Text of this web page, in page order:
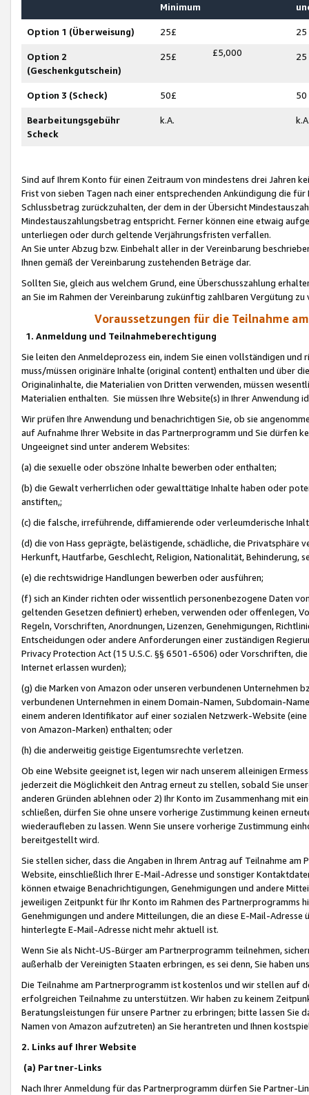
Minimum
Option 1 (Überweisung) 25£ 25
Option 2
(Geschenkgutschein)
25£ £5,000 25
Option 3 (Scheck) 50£ 50
Bearbeitungsgebühr
Scheck
k.A.
Sind auf Ihrem Konto für einen Zeitraum von mindestens drei Jahren
Frist von sieben Tagen nach einer entsprechenden Ankündigung die
Schlussbetrag zurückzuhalten, der dem in der Übersicht
Mindestauszahlungsbetrag entspricht. Ferner können eine etwaig
unterliegen oder durch geltende Verjährungsfristen verfallen.
An Sie unter Abzug bzw. Einbehalt aller in der Vereinbarung
Ihnen gemäß der Vereinbarung zustehenden Beträge dar.
Sollten Sie, gleich aus welchem Grund, eine Überschusszahlung
an Sie im Rahmen der Vereinbarung zukünftig zahlbaren Vergütung zu
Voraussetzungen für die Teilnahme
1. Anmeldung und Teilnahmeberechtigung
Sie leiten den Anmeldeprozess ein, indem Sie einen vollständigen
muss/müssen originäre Inhalte (original content) enthalten und über
Originalinhalte, die Materialien von Dritten verwenden, müssen
Materialien enthalten. Sie müssen Ihre Website(s) in Ihrer Anwendung
Wir prüfen Ihre Anwendung und benachrichtigen Sie, ob sie
auf Aufnahme Ihrer Website in das Partnerprogramm und Sie dürfen
Ungeeignet sind unter anderem Websites:
(a) die sexuelle oder obszöne Inhalte bewerben oder enthalten;
(b) die Gewalt verherrlichen oder gewalttätige Inhalte haben oder
anstiften,;
(c) die falsche, irreführende, diffamierende oder verleumderische
(d) die von Hass geprägte, belästigende, schädliche, die Privatsphäre
Herkunft, Hautfarbe, Geschlecht, Religion, Nationalität, Behinderung,
(e) die rechtswidrige Handlungen bewerben oder ausführen;
(f) sich an Kinder richten oder wissentlich personenbezogene Daten
geltenden Gesetzen definiert) erheben, verwenden oder offenlegen,
Regeln, Vorschriften, Anordnungen, Lizenzen, Genehmigungen,
Entscheidungen oder andere Anforderungen einer zuständigen
Privacy Protection Act (15 U.S.C. §§ 6501-6506) oder Vorschriften,
Internet erlassen wurden);
(g) die Marken von Amazon oder unseren verbundenen Unternehmen
verbundenen Unternehmen in einem Domain-Namen, Subdomain-
einem anderen Identifikator auf einer sozialen Netzwerk-Website
von Amazon-Marken) enthalten; oder
(h) die anderweitig geistige Eigentumsrechte verletzen.
Ob eine Website geeignet ist, legen wir nach unserem alleinigen
jederzeit die Möglichkeit den Antrag erneut zu stellen, sobald Sie
anderen Gründen ablehnen oder 2) Ihr Konto im Zusammenhang mit
schließen, dürfen Sie ohne unsere vorherige Zustimmung keinen
wiederaufleben zu lassen. Wenn Sie unsere vorherige Zustimmung
bereitgestellt wird.
Sie stellen sicher, dass die Angaben in Ihrem Antrag auf Teilnahme
Website, einschließlich Ihrer E-Mail-Adresse und sonstiger
können etwaige Benachrichtigungen, Genehmigungen und andere
jeweiligen Zeitpunkt für Ihr Konto im Rahmen des Partnerprogramms
Genehmigungen und andere Mitteilungen, die an diese E-Mail-
hinterlegte E-Mail-Adresse nicht mehr aktuell ist.
Wenn Sie als Nicht-US-Bürger am Partnerprogramm teilnehmen,
außerhalb der Vereinigten Staaten erbringen, es sei denn, Sie haben
Die Teilnahme am Partnerprogramm ist kostenlos und wir stellen auf
erfolgreichen Teilnahme zu unterstützen. Wir haben zu keinem
Beratungsleistungen für unsere Partner zu erbringen; bitte lassen Sie
Namen von Amazon aufzutreten) an Sie herantreten und Ihnen
2. Links auf Ihrer Website
(a) Partner-Links
Nach Ihrer Anmeldung für das Partnerprogramm dürfen Sie Partner-